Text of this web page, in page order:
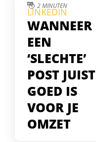
2 MINUTEN
LINKEDIN
WANNEER
EEN
‘SLECHTE’
POST JUIST
GOED IS
VOOR JE
OMZET